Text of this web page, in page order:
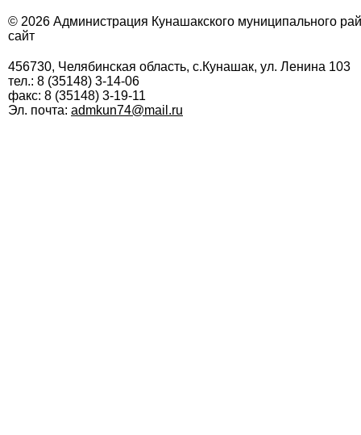
© 2026 Администрация Кунашакского муниципального
сайт
456730, Челябинская область, с.Кунашак, ул. Ленина 103
тел.: 8 (35148) 3-14-06
факс: 8 (35148) 3-19-11
Эл. почта: admkun74@mail.ru